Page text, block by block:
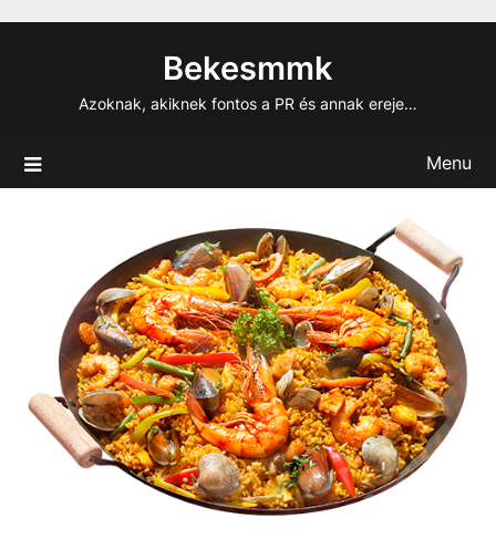
Bekesmmk
Azoknak, akiknek fontos a PR és annak ereje…
Menu